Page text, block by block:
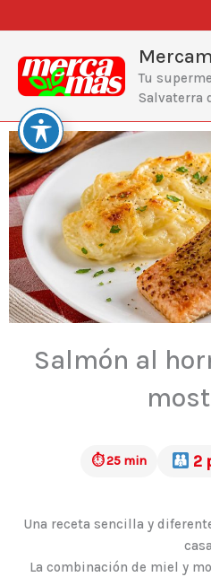
al
contenido
Tu
Salvaterra
Salmón al
⏱ 25 min 2
Una receta sencilla y
La combinación de miel y